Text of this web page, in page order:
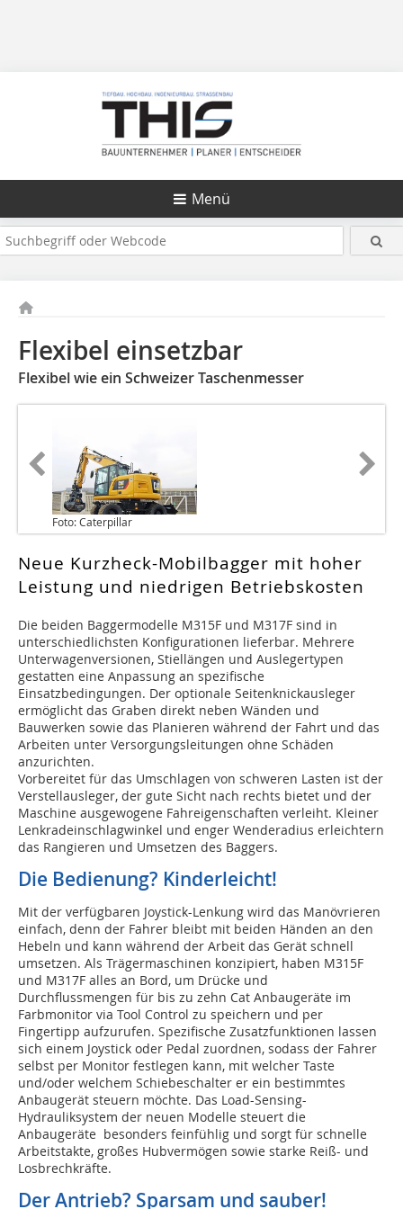
Menü
Flexibel einsetzbar
Flexibel wie ein Schweizer Taschenmesser
Foto: Caterpillar
Neue Kurzheck-Mobilbagger mit hoher
Leistung und niedrigen Betriebskosten
Die beiden Baggermodelle M315F und M317F sind in
unterschiedlichsten Konfigurationen lieferbar. Mehrere
Unterwagenversionen, Stiellängen und Auslegertypen
gestatten eine Anpassung an spezifische
Einsatzbedingungen. Der optionale Seitenknickausleger
ermöglicht das Graben direkt neben Wänden und
Bauwerken sowie das Planieren während der Fahrt und das
Arbeiten unter Versorgungsleitungen ohne Schäden
anzurichten.
Vorbereitet für das Umschlagen von schweren Lasten ist der
Verstellausleger, der gute Sicht nach rechts bietet und der
Maschine ausgewogene Fahreigenschaften verleiht. Kleiner
Lenkradeinschlagwinkel und enger Wenderadius erleichtern
das Rangieren und Umsetzen des Baggers.
Die Bedienung? Kinderleicht!
Mit der verfügbaren Joystick-Lenkung wird das Manövrieren
einfach, denn der Fahrer bleibt mit beiden Händen an den
Hebeln und kann während der Arbeit das Gerät schnell
umsetzen. Als Trägermaschinen konzipiert, haben M315F
und M317F alles an Bord, um Drücke und
Durchflussmengen für bis zu zehn Cat Anbaugeräte im
Farbmonitor via Tool Control zu speichern und per
Fingertipp aufzurufen. Spezifische Zusatzfunktionen lassen
sich einem Joystick oder Pedal zuordnen, sodass der Fahrer
selbst per Monitor festlegen kann, mit welcher Taste
und/oder welchem Schiebeschalter er ein bestimmtes
Anbaugerät steuern möchte. Das Load-Sensing-
Hydrauliksystem der neuen Modelle steuert die
Anbaugeräte besonders feinfühlig und sorgt für schnelle
Arbeitstakte, großes Hubvermögen sowie starke Reiß- und
Losbrechkräfte.
Der Antrieb? Sparsam und sauber!